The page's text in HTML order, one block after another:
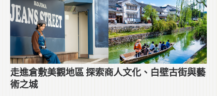
走進倉敷美觀地區 探索商人文化、白壁古街與藝
術之城